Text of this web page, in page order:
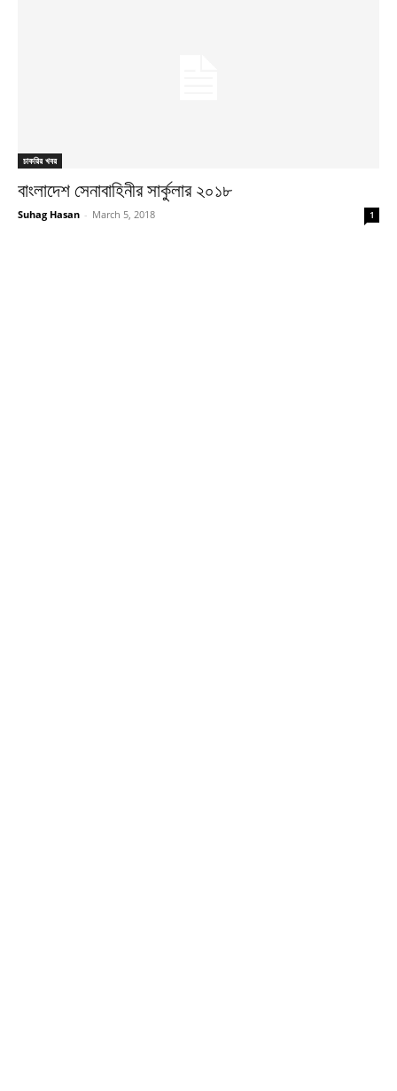
চাকরির খবর
বাংলাদেশ সেনাবাহিনীর সার্কুলার ২০১৮
Suhag Hasan - March 5, 2018 1